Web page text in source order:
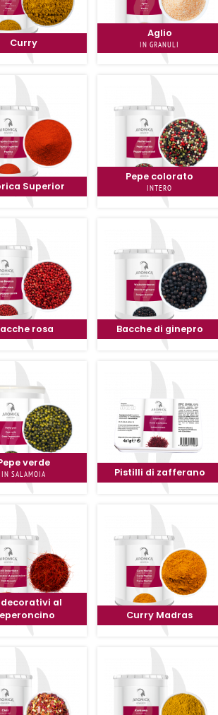
Curry
Aglio
IN GRANULI
Superior
Pepe colorato
INTERO
rosa Bacche di ginepro
verde
IN SALAMOIA Pistilli di zafferano
decorativi al
Curry Madras